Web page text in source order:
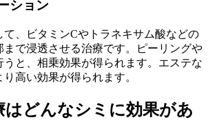
ション
、ビタミンCやトラネキサム酸などの
まで浸透させる治療です。ピーリングや
うと、相乗効果が得られます。エステな
高い効果が得られます。
はどんなシミに効果があ